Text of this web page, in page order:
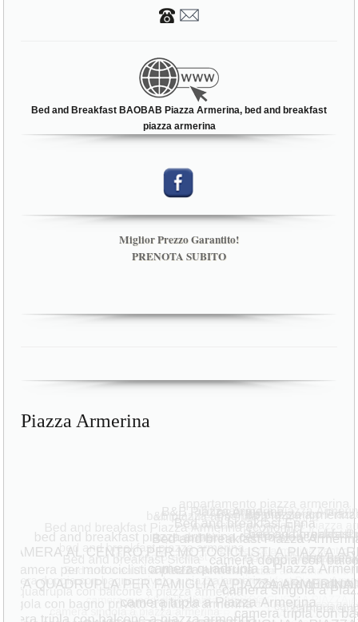
Bed and Breakfast BAOBAB Piazza Armerina, bed and breakfast
piazza armerina
Miglior Prezzo Garantito!
PRENOTA SUBITO
Piazza Armerina